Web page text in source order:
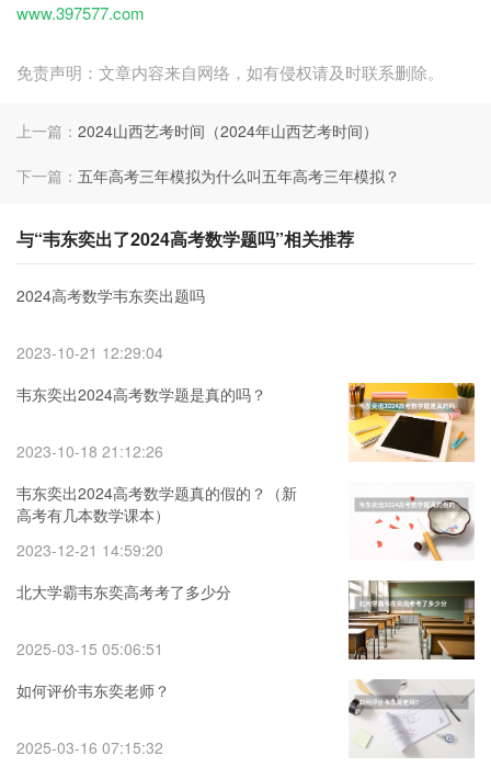
www.397577.com
免责声明：文章内容来自网络，如有侵权请及时联系删除。
上一篇： 2024山西艺考时间（2024年山西艺考时间）
下一篇： 五年高考三年模拟为什么叫五年高考三年模拟？
与“韦东奕出了2024高考数学题吗”相关推荐
2024高考数学韦东奕出题吗
2023-10-21 12:29:04
韦东奕出2024高考数学题是真的吗？
2023-10-18 21:12:26
韦东奕出2024高考数学题真的假的？（新
高考有几本数学课本）
2023-12-21 14:59:20
北大学霸韦东奕高考考了多少分
2025-03-15 05:06:51
如何评价韦东奕老师？
2025-03-16 07:15:32